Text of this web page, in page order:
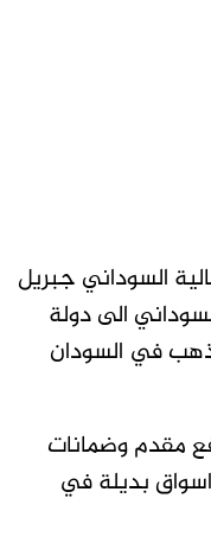
السوداني جبريل
الى دولة
انتاج الذهب في السودان
مقدم وضمانات
بديلة في